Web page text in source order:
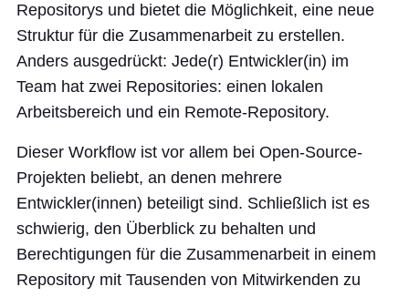
Repositorys und bietet die Möglichkeit, eine neue
Struktur für die Zusammenarbeit zu erstellen.
Anders ausgedrückt: Jede(r) Entwickler(in) im
Team hat zwei Repositories: einen lokalen
Arbeitsbereich und ein Remote-Repository.
Dieser Workflow ist vor allem bei Open-Source-
Projekten beliebt, an denen mehrere
Entwickler(innen) beteiligt sind. Schließlich ist es
schwierig, den Überblick zu behalten und
Berechtigungen für die Zusammenarbeit in einem
Repository mit Tausenden von Mitwirkenden zu